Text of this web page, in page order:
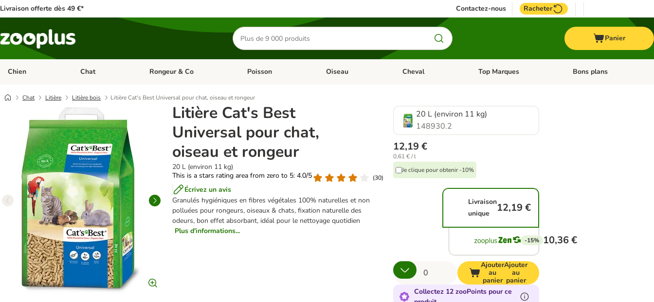
Livraison offerte dès 49 €* Contactez-nous Racheter
Rechercher
des
produits
Panier
Chien Dérouler les catégories: Chien
Chat Dérouler les catégories: Chat
Rongeur & Co Dérouler les catégories: Rongeur & Co
Poisson Dérouler les catégories: Poisson
Oiseau Dérouler les catégories: Oiseau
Cheval Dérouler les catégories: Cheval
Top Marques Dérouler les catégories: Top
Bons plans
Chat Litière Litière bois Litière Cat's Best Universal pour chat, oiseau et rongeur
Litière Cat's Best
Universal pour chat,
oiseau et rongeur
20 L (environ 11 kg)
This is a stars rating area from zero to 5: 4.0/5
(30)
Écrivez un avis
Granulés hygiéniques en fibres végétales 100% naturelles et non
polluées pour rongeurs, oiseaux & chats, fixation naturelle des
odeurs, bon effet absorbant, idéal pour le nettoyage quotidien
Plus d'informations...
20 L (environ 11 kg)
148930.2
12,19 €
0,61 € / l
Je clique pour obtenir -10%
Livraison
unique
12,19 €
-15% 10,36 €
Ajouter
au
panier
Ajouter
au
panier
Collectez 12 zooPoints pour ce